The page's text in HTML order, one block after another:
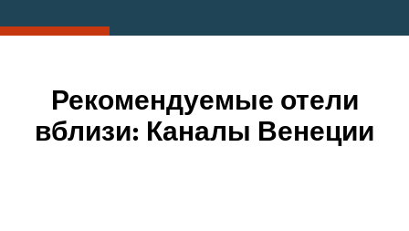
Рекомендуемые отели
вблизи: Каналы Венеции